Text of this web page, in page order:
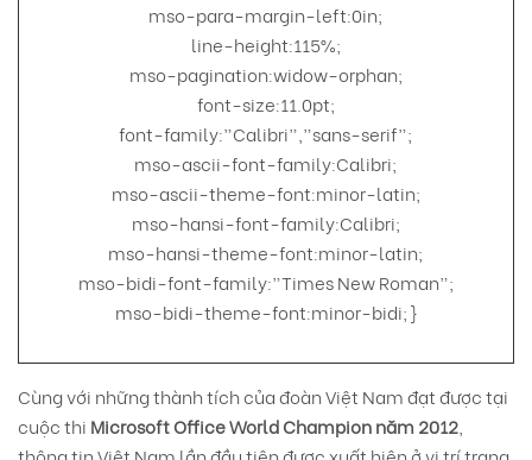
mso-para-margin-left:0in;
line-height:115%;
mso-pagination:widow-orphan;
font-size:11.0pt;
font-family:”Calibri”,”sans-serif”;
mso-ascii-font-family:Calibri;
mso-ascii-theme-font:minor-latin;
mso-hansi-font-family:Calibri;
mso-hansi-theme-font:minor-latin;
mso-bidi-font-family:”Times New Roman”;
mso-bidi-theme-font:minor-bidi;}
Cùng với những thành tích của đoàn Việt Nam đạt được tại
cuộc thi Microsoft Office World Champion năm 2012